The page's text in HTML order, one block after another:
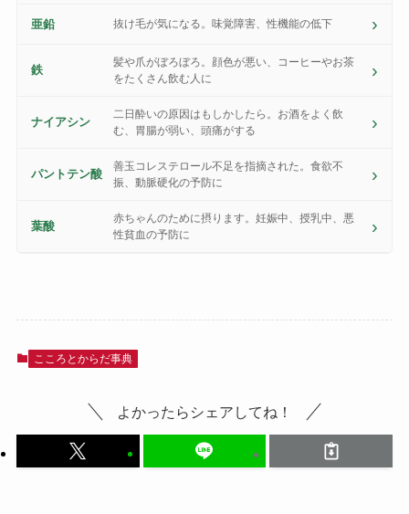
亜鉛 抜け毛が気になる。味覚障害、性機能の低下
鉄
髪や爪がぼろぼろ。顔色が悪い、コーヒーやお茶
をたくさん飲む人に
ナイアシン
二日酔いの原因はもしかしたら。お酒をよく飲
む、胃腸が弱い、頭痛がする
パントテン酸
善玉コレステロール不足を指摘された。食欲不
振、動脈硬化の予防に
葉酸
赤ちゃんのために摂ります。妊娠中、授乳中、悪
性貧血の予防に
こころとからだ事典
よかったらシェアしてね！